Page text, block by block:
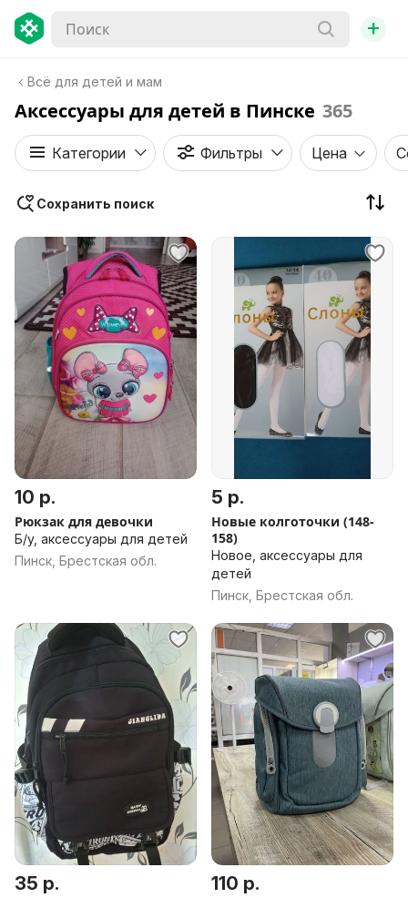
+
Всё для детей и мам
Аксессуары для детей в Пинске 365
Категории Фильтры Цена
Сохранить поиск
10 р.
Рюкзак для девочки
Б/у, аксессуары для детей
Пинск, Брестская обл.
5 р.
Новые колготочки (148-
158)
Новое, аксессуары для
детей
Пинск, Брестская обл.
35 р. 110 р.